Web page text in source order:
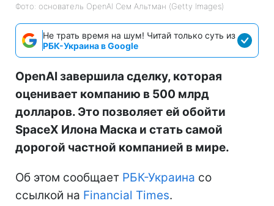
Фото: основатель OpenAI Сем Альтман (Getty Images)
Не трать время на шум! Читай только суть из
РБК-Украина в Google
OpenAI завершила сделку, которая
оценивает компанию в 500 млрд
долларов. Это позволяет ей обойти
SpaceX Илона Маска и стать самой
дорогой частной компанией в мире.
Об этом сообщает РБК-Украина со
ссылкой на Financial Times.